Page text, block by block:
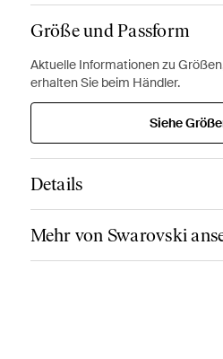
Größe und Passform
Aktuelle Informationen zu
erhalten Sie beim Händler.
Siehe
Details
Mehr von Swarovski